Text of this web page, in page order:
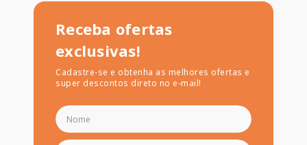
Receba ofertas
exclusivas!
Cadastre-se e obtenha as melhores ofertas e
super descontos direto no e-mail!